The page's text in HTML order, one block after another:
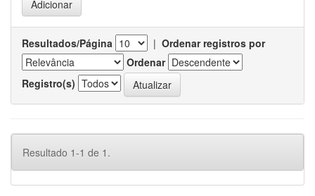
Resultados/Página | Ordenar registros por
Ordenar
Registro(s)
Resultado 1-1 de 1.